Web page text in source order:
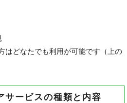
はどなたでも利用が可能です（上の
サービスの種類と内容